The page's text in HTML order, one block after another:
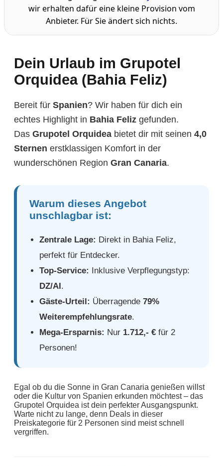
wir erhalten dafür eine kleine Provision vom
Anbieter. Für Sie ändert sich nichts.
Dein Urlaub im Grupotel
Orquidea (Bahia Feliz)
Bereit für Spanien? Wir haben für dich ein
echtes Highlight in Bahia Feliz gefunden.
Das Grupotel Orquidea bietet dir mit seinen 4,0
Sternen erstklassigen Komfort in der
wunderschönen Region Gran Canaria.
Warum dieses Angebot
unschlagbar ist:
Zentrale Lage: Direkt in Bahia Feliz,
perfekt für Entdecker.
Top-Service: Inklusive Verpflegungstyp:
DZ/AI.
Gäste-Urteil: Überragende 79%
Weiterempfehlungsrate.
Mega-Ersparnis: Nur 1.712,- € für 2
Personen!
Egal ob du die Sonne in Gran Canaria genießen willst
oder die Kultur von Spanien erkunden möchtest – das
Grupotel Orquidea ist dein perfekter Ausgangspunkt.
Warte nicht zu lange, denn Deals in dieser
Preiskategorie für 2 Personen sind meist schnell
vergriffen.